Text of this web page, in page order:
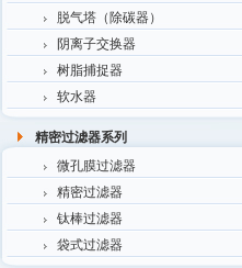
脱气塔（除碳器）
阴离子交换器
树脂捕捉器
软水器
精密过滤器系列
微孔膜过滤器
精密过滤器
钛棒过滤器
袋式过滤器